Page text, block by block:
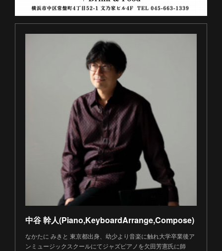
中谷 幹人(Piano,KeyboardArrange,Compose)
なかたに みきと 東京都出身、幼少より音楽に触れ大学卒業後ア
ンミュージックスクールにてジャズピアノを欠田芳憲氏に師